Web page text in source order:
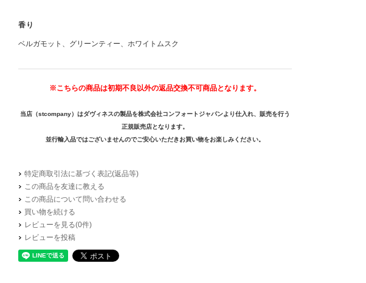
香り
ベルガモット、グリーンティー、ホワイトムスク
※こちらの商品は初期不良以外の返品交換不可商品となります。
当店（stcompany）はダヴィネスの製品を株式会社コンフォートジャパンより仕入れ、販売を行う
正規販売店となります。
並行輸入品ではございませんのでご安心いただきお買い物をお楽しみください。
特定商取引法に基づく表記(返品等)
この商品を友達に教える
この商品について問い合わせる
買い物を続ける
レビューを見る(0件)
レビューを投稿